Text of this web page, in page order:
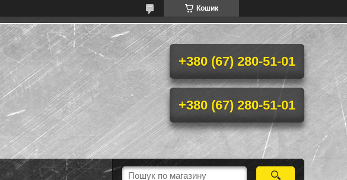
Кошик
+380 (67) 280-51-01
+380 (67) 280-51-01